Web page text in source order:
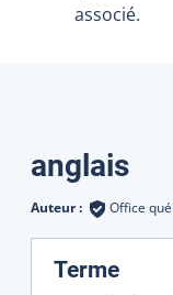
associé.
anglais
Auteur : Office
Terme: